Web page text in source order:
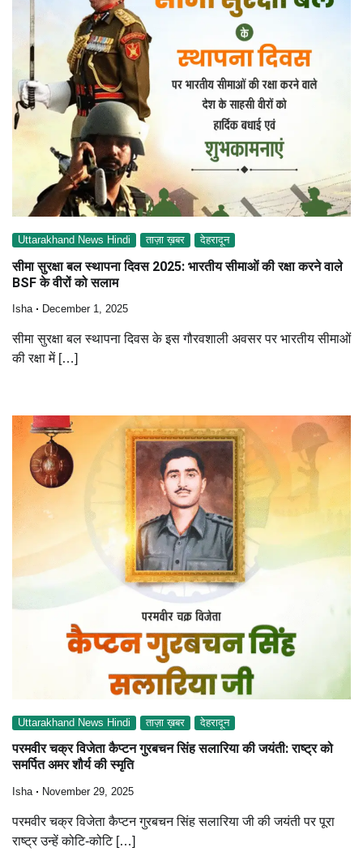
Uttarakhand News Hindi ताज़ा ख़बर देहरादून
सीमा सुरक्षा बल स्थापना दिवस 2025: भारतीय सीमाओं की रक्षा करने वाले
BSF के वीरों को सलाम
Isha December 1, 2025
सीमा सुरक्षा बल स्थापना दिवस के इस गौरवशाली अवसर पर भारतीय सीमाओं
की रक्षा में […]
Uttarakhand News Hindi ताज़ा ख़बर देहरादून
परमवीर चक्र विजेता कैप्टन गुरबचन सिंह सलारिया की जयंती: राष्ट्र को
समर्पित अमर शौर्य की स्मृति
Isha November 29, 2025
परमवीर चक्र विजेता कैप्टन गुरबचन सिंह सलारिया जी की जयंती पर पूरा
राष्ट्र उन्हें कोटि-कोटि […]